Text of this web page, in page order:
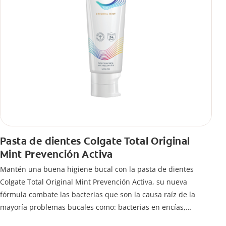
Pasta de dientes Colgate Total Original
Mint Prevención Activa
Mantén una buena higiene bucal con la pasta de dientes
Colgate Total Original Mint Prevención Activa, su nueva
fórmula combate las bacterias que son la causa raíz de la
mayoría problemas bucales como: bacterias en encías,